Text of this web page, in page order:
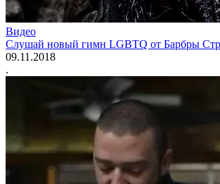
Видео
Слушай новый гимн LGBTQ от Барбры
09.11.2018
.